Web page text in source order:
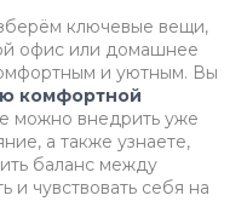
ключевые вещи,
офис или домашнее
и уютным. Вы
комфортной
можно внедрить уже
а также узнаете,
баланс между
и чувствовать себя на